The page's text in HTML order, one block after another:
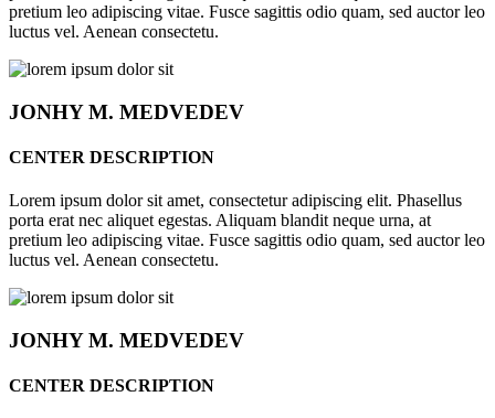
pretium leo adipiscing vitae. Fusce sagittis odio quam, sed auctor leo
luctus vel. Aenean consectetu.
JONHYM. MEDVEDEV
CENTER DESCRIPTION
Lorem ipsum dolor sit amet, consectetur adipiscing elit. Phasellus
porta erat nec aliquet egestas. Aliquam blandit neque urna, at
pretium leo adipiscing vitae. Fusce sagittis odio quam, sed auctor leo
luctus vel. Aenean consectetu.
JONHYM. MEDVEDEV
CENTER DESCRIPTION